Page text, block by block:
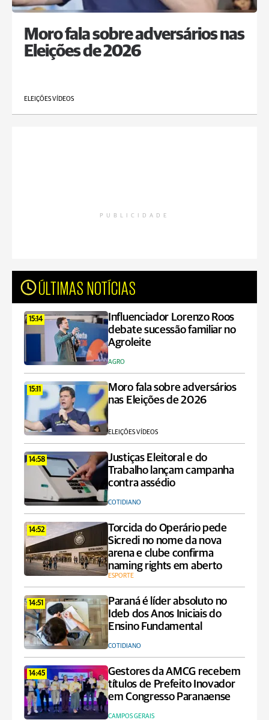
Moro fala sobre adversários nas
Eleições de 2026
ELEIÇÕES VÍDEOS
PUBLICIDADE
ÚLTIMAS NOTÍCIAS
15:14
Influenciador Lorenzo Roos
debate sucessão familiar no
Agroleite
AGRO
15:11
Moro fala sobre adversários
nas Eleições de 2026
ELEIÇÕES VÍDEOS
14:58
Justiças Eleitoral e do
Trabalho lançam campanha
contra assédio
COTIDIANO
14:52
Torcida do Operário pede
Sicredi no nome da nova
arena e clube confirma
naming rights em aberto
ESPORTE
14:51
Paraná é líder absoluto no
Ideb dos Anos Iniciais do
Ensino Fundamental
COTIDIANO
14:45
Gestores da AMCG recebem
títulos de Prefeito Inovador
em Congresso Paranaense
CAMPOS GERAIS